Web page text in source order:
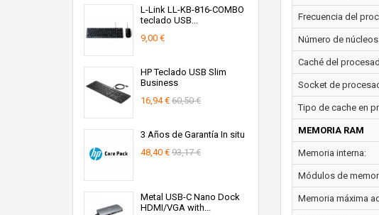
L-Link LL-KB-816-COMBO
teclado USB...
9,00 €
HP Teclado USB Slim
Business
16,94 € 60,50 €
3 Años de Garantía In situ
48,40 € 93,17 €
Metal USB-C Nano Dock
HDMI/VGA with...
Frecuencia del
Número de
Caché del
Socket de
Tipo de cache en
MEMORIA RAM
Memoria interna:
Módulos de
Memoria máxima